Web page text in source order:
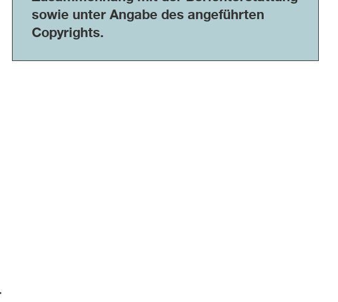
sowie unter Angabe des angeführten
Copyrights.